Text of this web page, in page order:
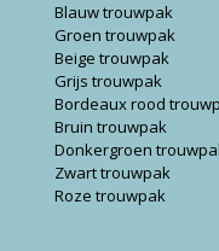
Blauw trouwpak
Groen trouwpak
Beige trouwpak
Grijs trouwpak
Bordeaux rood
Bruin trouwpak
Donkergroen
Zwart trouwpak
Roze trouwpak